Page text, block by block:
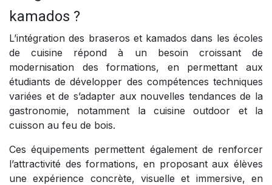
kamados ?
L’intégration des braseros et kamados dans les écoles
de cuisine répond à un besoin croissant de
modernisation des formations, en permettant aux
étudiants de développer des compétences techniques
variées et de s’adapter aux nouvelles tendances de la
gastronomie, notamment la cuisine outdoor et la
cuisson au feu de bois.
Ces équipements permettent également de renforcer
l’attractivité des formations, en proposant aux élèves
une expérience concrète, visuelle et immersive, en